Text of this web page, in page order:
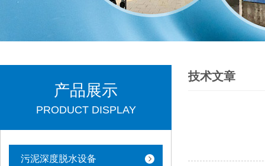
产品展示
PRODUCT DISPLAY
污泥深度脱水设备
技术文章